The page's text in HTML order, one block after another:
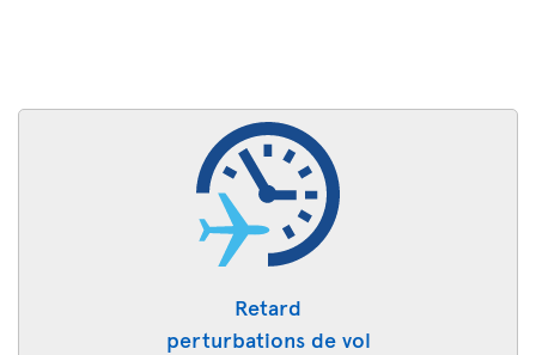
Retard
perturbations de vol